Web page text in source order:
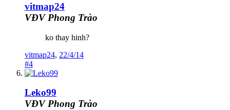
vitmap24
VĐV Phong Trào
ko thay hinh?
vitmap24, 22/4/14
#4
Leko99
VĐV Phong Trào